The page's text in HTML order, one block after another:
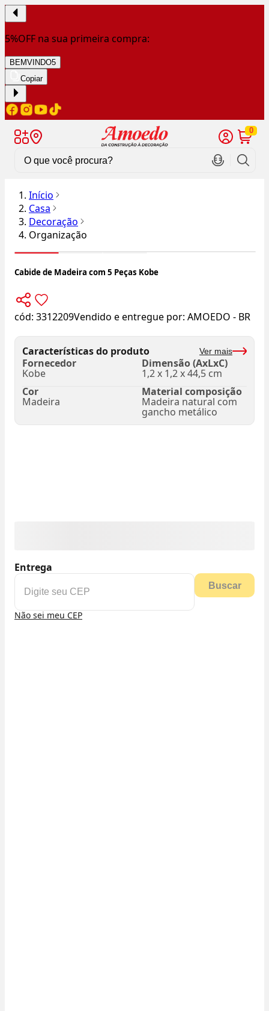
5%OFF na sua primeira compra:
BEMVINDO5
Copiar
0
Início
Casa
Decoração
Organização
Cabide de Madeira com 5 Peças Kobe
cód: 3312209Vendido e entregue por: AMOEDO - BR
Características do produto Ver mais
Fornecedor
Kobe
Dimensão (AxLxC)
1,2 x 1,2 x 44,5 cm
Cor
Madeira
Material composição
Madeira natural com
gancho metálico
Entrega
Buscar
Não sei meu CEP